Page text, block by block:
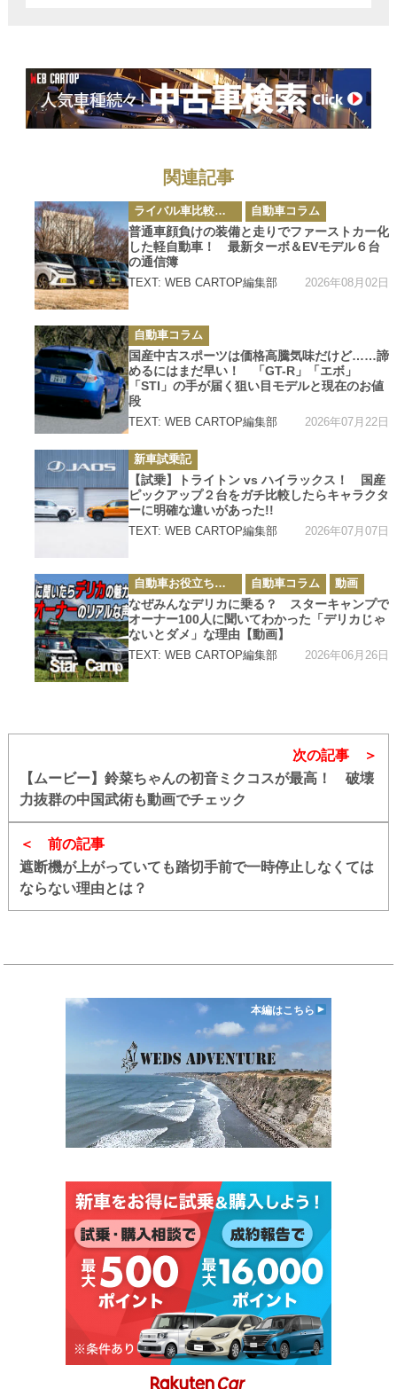
関連記事
カ
テ
ゴ
リ
ー
ライバル車比較テスト 自動車コラム
普通車顔負けの装備と走りでファーストカー化
した軽自動車！ 最新ターボ＆EVモデル６台
の通信簿
TEXT: WEB CARTOP編集部 2026年08月02日
カ
テ
ゴ
リ
ー
自動車コラム
国産中古スポーツは価格高騰気味だけど……諦
めるにはまだ早い！ 「GT-R」「エボ」
「STI」の手が届く狙い目モデルと現在のお値
段
TEXT: WEB CARTOP編集部 2026年07月22日
カ
テ
ゴ
リ
ー
新車試乗記
【試乗】トライトン vs ハイラックス！ 国産
ピックアップ２台をガチ比較したらキャラクタ
ーに明確な違いがあった!!
TEXT: WEB CARTOP編集部 2026年07月07日
カ
テ
ゴ
リ
ー
自動車お役立ち情報 自動車コラム 動画
なぜみんなデリカに乗る？ スターキャンプで
オーナー100人に聞いてわかった「デリカじゃ
ないとダメ」な理由【動画】
TEXT: WEB CARTOP編集部 2026年06月26日
前の記事
遮断機が上がっていても踏切手前で一時停止しなくては
ならない理由とは？
次の記事
【ムービー】鈴菜ちゃんの初音ミクコスが最高！ 破壊
力抜群の中国武術も動画でチェック
本編はこちら